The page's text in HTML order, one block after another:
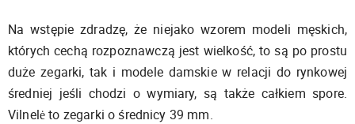
Na wstępie zdradzę, że niejako wzorem modeli męskich,
których cechą rozpoznawczą jest wielkość, to są po prostu
duże zegarki, tak i modele damskie w relacji do rynkowej
średniej jeśli chodzi o wymiary, są także całkiem spore.
Vilnelė to zegarki o średnicy 39 mm.